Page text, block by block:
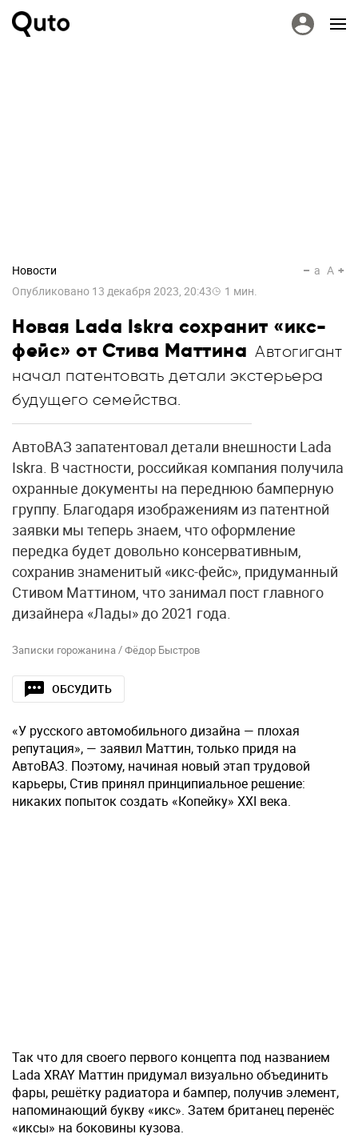
Новости
Опубликовано 13 декабря 2023, 20:43 1 мин.
a A
Новая Lada Iskra сохранит «икс-
фейс» от Стива Маттина Автогигант
начал патентовать детали экстерьера
будущего семейства.
АвтоВАЗ запатентовал детали внешности Lada
Iskra. В частности, российкая компания получила
охранные документы на переднюю бамперную
группу. Благодаря изображениям из патентной
заявки мы теперь знаем, что оформление
передка будет довольно консервативным,
сохранив знаменитый «икс-фейс», придуманный
Стивом Маттином, что занимал пост главного
дизайнера «Лады» до 2021 года.
Записки горожанина / Фёдор Быстров
ОБСУДИТЬ
«У русского автомобильного дизайна — плохая
репутация», — заявил Маттин, только придя на
АвтоВАЗ. Поэтому, начиная новый этап трудовой
карьеры, Стив принял принципиальное решение:
никаких попыток создать «Копейку» XXI века.
Так что для своего первого концепта под названием
Lada XRAY Маттин придумал визуально объединить
фары, решётку радиатора и бампер, получив элемент,
напоминающий букву «икс». Затем британец перенёс
«иксы» на боковины кузова.